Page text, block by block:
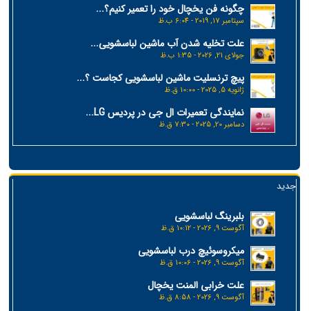
چگونه فن یخچال خود را تعمیر کنیم؟...
سپتامبر 17, 2019 - 6:04 ب.ظ
علت تخلیه شدن آب ماشین لباسشویی...
جولای 21, 2026 - 1:35 ب.ظ
پیچ ترنسلیت ماشین لباسشویی کجاست ؟...
ژانویه 5, 2025 - 10:00 ق.ظ
نمایندگی تعمیرات ال جی در پردیس LG...
دسامبر 20, 2025 - 7:30 ق.ظ
جدید
بلبرینگ لباسشویی
آگوست 9, 2026 - 10:12 ق.ظ
میکروسوئیچ درب لباسشویی
آگوست 9, 2026 - 10:06 ق.ظ
علت خرابی المنت یخچال
آگوست 9, 2026 - 8:58 ق.ظ